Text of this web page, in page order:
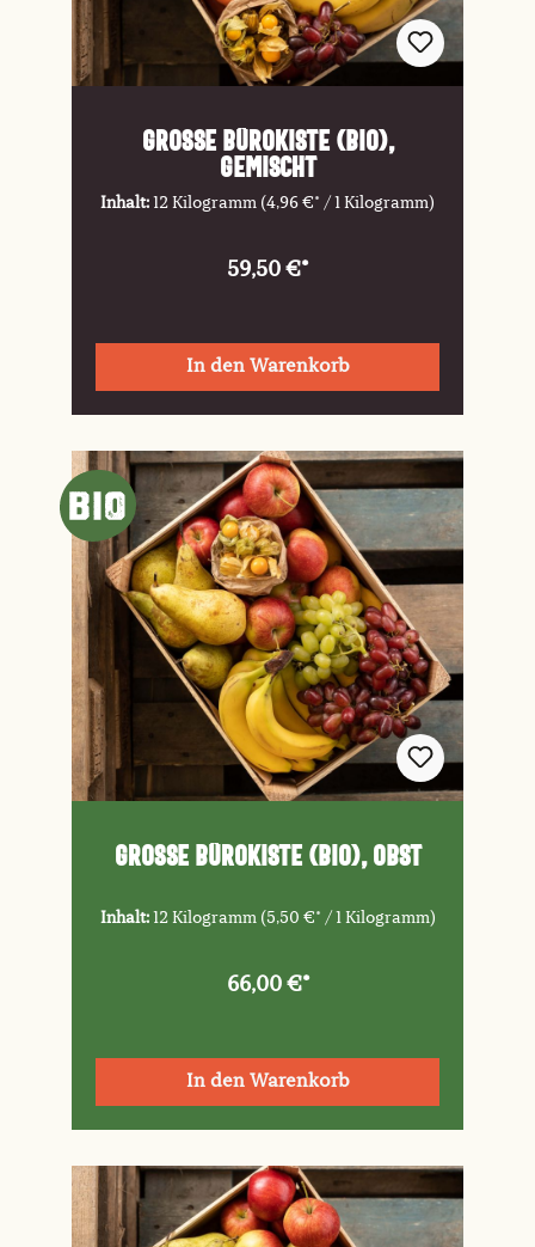
Große Bürokiste (Bio),
gemischt
Inhalt: 12 Kilogramm (4,96 €* / 1 Kilogramm)
59,50 €*
In den Warenkorb
Große Bürokiste (Bio), Obst
Inhalt: 12 Kilogramm (5,50 €* / 1 Kilogramm)
66,00 €*
In den Warenkorb